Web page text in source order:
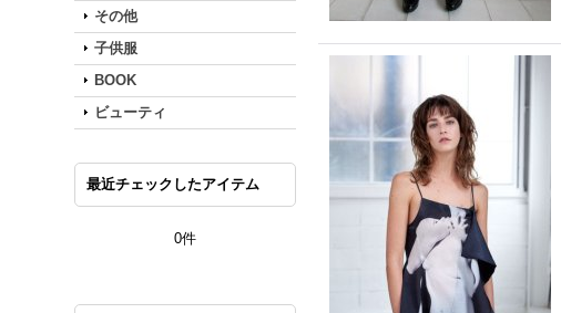
その他
子供服
BOOK
ビューティ
最近チェックしたアイテム
0件